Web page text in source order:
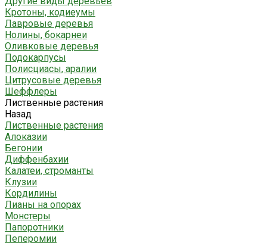
Кротоны, кодиеумы
Лавровые деревья
Нолины, бокарнеи
Оливковые деревья
Подокарпусы
Полисциасы, аралии
Цитрусовые деревья
Шеффлеры
Лиственные растения
Назад
Лиственные растения
Алоказии
Бегонии
Диффенбахии
Калатеи, строманты
Клузии
Кордилины
Лианы на опорах
Монстеры
Папоротники
Пеперомии